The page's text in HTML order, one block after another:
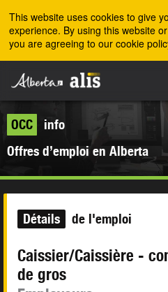
This website uses cookies to give
experience. By using this website
you are agreeing to our cookie
OCC
info
Offres d’emploi en Alberta
Détails de l'emploi
Caissier/Caissière -
de gros